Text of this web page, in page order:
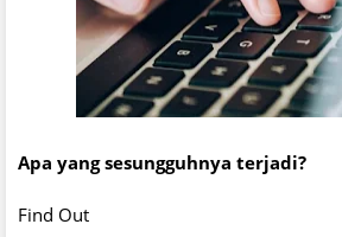
Apa yang sesungguhnya terjadi?
Find Out